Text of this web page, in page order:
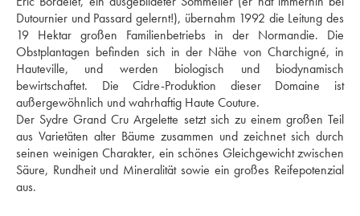
Dutournier und Passard gelernt!), übernahm 1992 die Leitung des
19 Hektar großen Familienbetriebs in der Normandie. Die
Obstplantagen befinden sich in der Nähe von Charchigné, in
Hauteville, und werden biologisch und biodynamisch
bewirtschaftet. Die Cidre-Produktion dieser Domaine ist
außergewöhnlich und wahrhaftig Haute Couture.
Der Sydre Grand Cru Argelette setzt sich zu einem großen Teil
aus Varietäten alter Bäume zusammen und zeichnet sich durch
seinen weinigen Charakter, ein schönes Gleichgewicht zwischen
Säure, Rundheit und Mineralität sowie ein großes Reifepotenzial
aus.